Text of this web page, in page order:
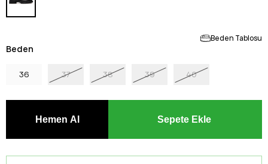
Beden Tablosu
Beden
36 37 38 39 40